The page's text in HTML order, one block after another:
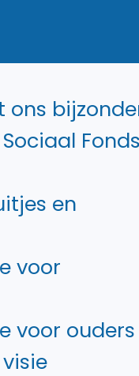
ons
Sociaal
en
voor
voor ouders
visie
College